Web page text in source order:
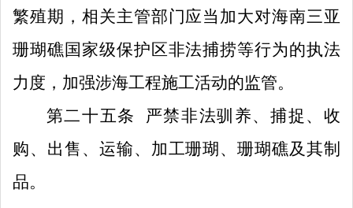
繁殖期，相关主管部门应当加大对海南三亚
珊瑚礁国家级保护区非法捕捞等行为的执法
力度，加强涉海工程施工活动的监管。
第二十五条
严禁非法驯养、捕捉、收
购、出售、运输、加工珊瑚、珊瑚礁及其制
品。